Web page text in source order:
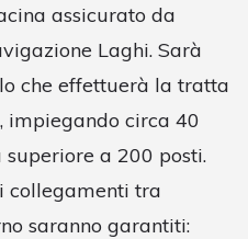
assicurato da
Laghi. Sarà
che effettuerà la tratta
impiegando circa 40
a 200 posti.
collegamenti tra
saranno garantiti: